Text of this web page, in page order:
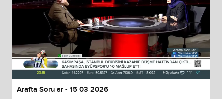
Arafta Sorular - 15 03 2026